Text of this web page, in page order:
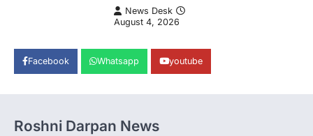
News Desk
August 4, 2026
Facebook Whatsapp youtube
Roshni Darpan News